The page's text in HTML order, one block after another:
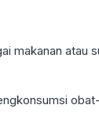
makanan